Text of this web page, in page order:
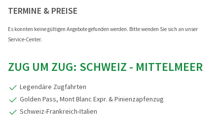
teilen
TERMINE & PREISE
Es konnten keine gültigen Angebote gefunden werden. Bitte wenden Sie sich an unser
Service-Center.
ZUG UM ZUG: SCHWEIZ - MITTELMEER
Legendäre Zugfahrten
Golden Pass, Mont Blanc Expr. & Pinienzapfenzug
Schweiz-Frankreich-Italien